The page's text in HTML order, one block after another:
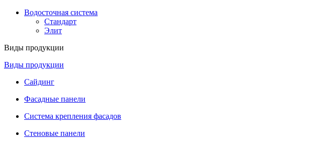
Водосточная система
Стандарт
Элит
Виды продукции
Виды продукции
Сайдинг
Фасадные панели
Система крепления фасадов
Стеновые панели